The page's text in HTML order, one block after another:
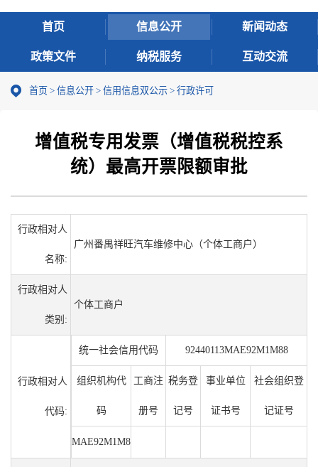
首页 信息公开 新闻动态
政策文件 纳税服务 互动交流
首页 > 信息公开 > 信用信息双公示 > 行政许可
增值税专用发票（增值税税控系
统）最高开票限额审批
行政相对人
名称:
广州番禺祥旺汽车维修中心（个体工商户）
行政相对人
类别:
个体工商户
行政相对人
代码:
统一社会信用代码 92440113MAE92M1M88
组织机构代
码
工商注
册号
税务登
记号
事业单位
证书号
社会组织登
记证号
MAE92M1M8